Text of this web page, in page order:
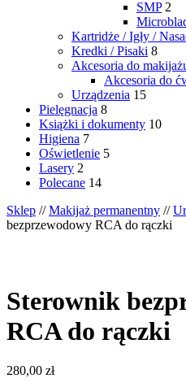
SMP 2
Kartridże / Igły /
Kredki / Pisaki 8
Akcesoria do
Akcesoria do
Urządzenia 15
Pielęgnacja 8
Książki i dokumenty 10
Higiena 7
Oświetlenie 5
Lasery 2
Polecane 14
Sklep //Makijaż permanentny //
bezprzewodowy RCA do rączki
Sterownik
RCA do rączki
280,00 zł